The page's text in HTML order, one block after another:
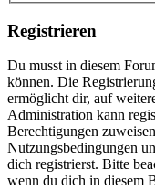
Registrieren
Du musst in diesem
können. Die
ermöglicht dir, auf
Administration kann
Berechtigungen
Nutzungsbedingungen
dich registrierst. Bitte
wenn du dich in diesem